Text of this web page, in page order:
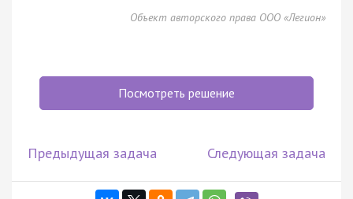
Объект авторского права ООО «Легион»
Посмотреть решение
Предыдущая задача Следующая задача